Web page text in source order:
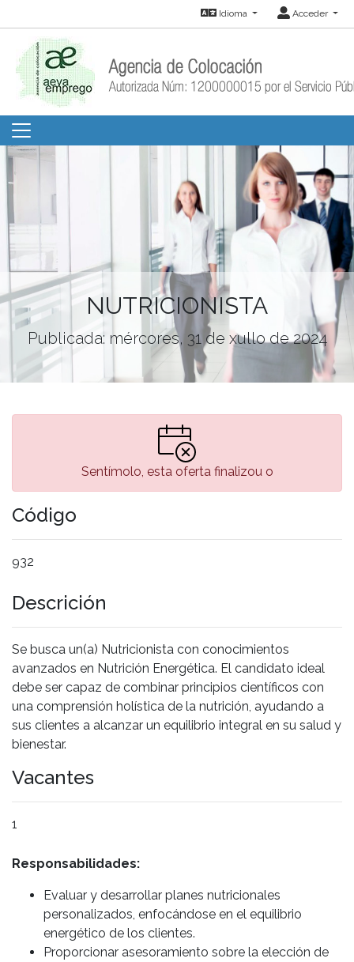
Idioma Acceder
NUTRICIONISTA
Publicada: mércores, 31 de xullo de 2024
Sentímolo, esta oferta finalizou o
Código
932
Descrición
Se busca un(a) Nutricionista con conocimientos
avanzados en Nutrición Energética. El candidato ideal
debe ser capaz de combinar principios científicos con
una comprensión holística de la nutrición, ayudando a
sus clientes a alcanzar un equilibrio integral en su salud y
bienestar.
Vacantes
1
Responsabilidades:
Evaluar y desarrollar planes nutricionales
personalizados, enfocándose en el equilibrio
energético de los clientes.
Proporcionar asesoramiento sobre la elección de